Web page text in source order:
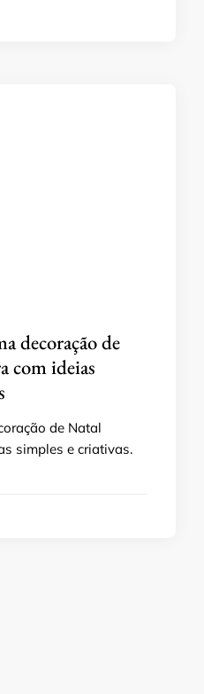
decoração de
com ideias
de Natal
simples e criativas.